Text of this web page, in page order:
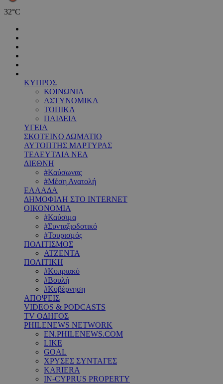
32°C
ΚΥΠΡΟΣ
ΚΟΙΝΩΝΙΑ
ΑΣΤΥΝΟΜΙΚΑ
ΤΟΠΙΚΑ
ΠΑΙΔΕΙΑ
ΥΓΕΙΑ
ΣΚΟΤΕΙΝΟ ΔΩΜΑΤΙΟ
ΑΥΤΟΠΤΗΣ ΜΑΡΤΥΡΑΣ
ΤΕΛΕΥΤΑΙΑ ΝΕΑ
ΔΙΕΘΝΗ
#Καύσωνας
#Μέση Ανατολή
ΕΛΛΑΔΑ
ΔΗΜΟΦΙΛΗ ΣΤΟ INTERNET
ΟΙΚΟΝΟΜΙΑ
#Καύσιμα
#Συνταξιοδοτικό
#Τουρισμός
ΠΟΛΙΤΙΣΜΟΣ
ΑΤΖΕΝΤΑ
ΠΟΛΙΤΙΚΗ
#Κυπριακό
#Βουλή
#Κυβέρνηση
ΑΠΟΨΕΙΣ
VIDEOS & PODCASTS
TV ΟΔΗΓΟΣ
PHILENEWS NETWORK
EN.PHILENEWS.COM
LIKE
GOAL
ΧΡΥΣΕΣ ΣΥΝΤΑΓΕΣ
KARIERA
IN-CYPRUS PROPERTY